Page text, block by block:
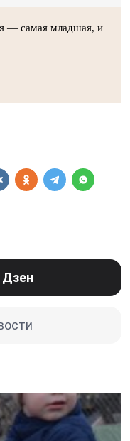
— самая младшая, и
Дзен